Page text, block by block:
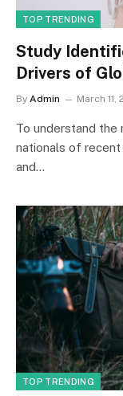
TOP TRENDING
Study
Drivers of
By Admin March 11,
To understand the
nationals of
and…
TOP TRENDING